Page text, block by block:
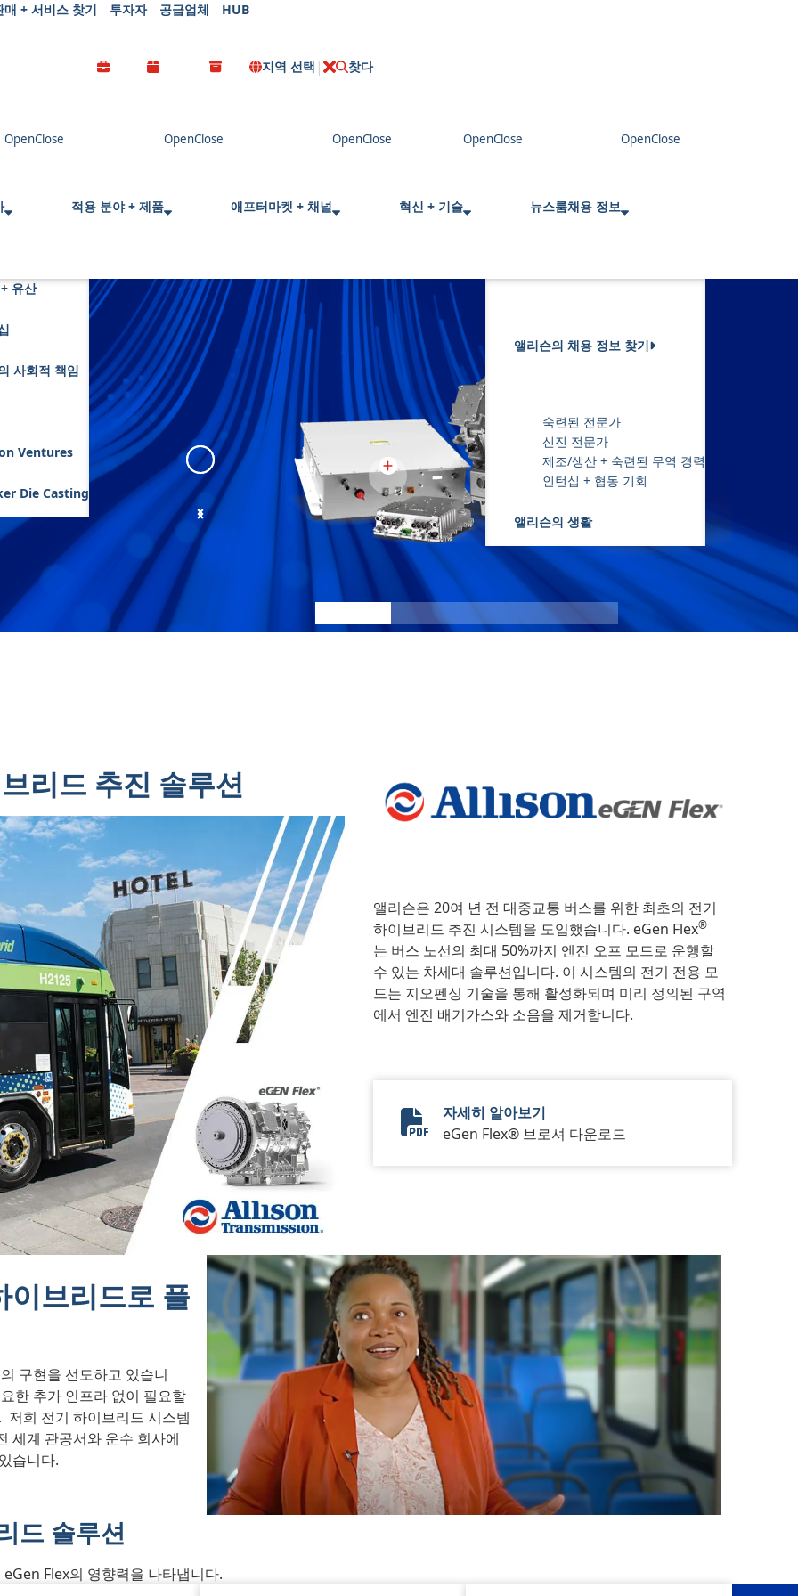
매 + 서비스 찾기 투자자 공급업체 HUB
지역 선택 찾다
s
유산
사회적 책임
Ventures
Die Casting
적용 분야 + 제품 애프터마켓 + 채널 혁신 + 기술 뉴스룸채용 정보
앨리슨의 채용 정보 찾기
숙련된 전문가
신진 전문가
제조/생산 + 숙련된 무역 경력
인턴십 + 협동 기회
앨리슨의 생활
eGen Flex
리드 추진 솔루션
앨리슨은 20여 년 전 대중교통 버스를 위한 최초의 전기
하이브리드 추진 시스템을 도입했습니다. eGen Flex®
는 버스 노선의 최대 50%까지 엔진 오프 모드로 운행할
수 있는 차세대 솔루션입니다. 이 시스템의 전기 전용 모
드는 지오펜싱 기술을 통해 활성화되며 미리 정의된 구역
에서 엔진 배기가스와 소음을 제거합니다.
eGen Flex
자세히 알아보기
eGen Flex® 브로셔 다운로드
이브리드로 플
구현을 선도하고 있습니
한 추가 인프라 없이 필요할
저희 전기 하이브리드 시스템
세계 관공서와 운수 회사에
습니다.
드 솔루션
Flex의 영향력을 나타냅니다.